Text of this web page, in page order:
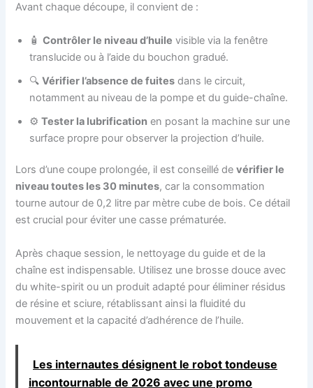
Avant chaque découpe, il convient de :
🧴Contrôler le niveau d’huile visible via la fenêtre
translucide ou à l’aide du bouchon gradué.
🔍Vérifier l’absence de fuites dans le circuit,
notamment au niveau de la pompe et du guide-chaîne.
⚙️Tester la lubrification en posant la machine sur une
surface propre pour observer la projection d’huile.
Lors d’une coupe prolongée, il est conseillé devérifier le
niveau toutes les 30 minutes, car la consommation
tourne autour de 0,2 litre par mètre cube de bois. Ce détail
est crucial pour éviter une casse prématurée.
Après chaque session, le nettoyage du guide et de la
chaîne est indispensable. Utilisez une brosse douce avec
du white-spirit ou un produit adapté pour éliminer résidus
de résine et sciure, rétablissant ainsi la fluidité du
mouvement et la capacité d’adhérence de l’huile.
Les internautes désignent le robot tondeuse
incontournable de 2026 avec une promo